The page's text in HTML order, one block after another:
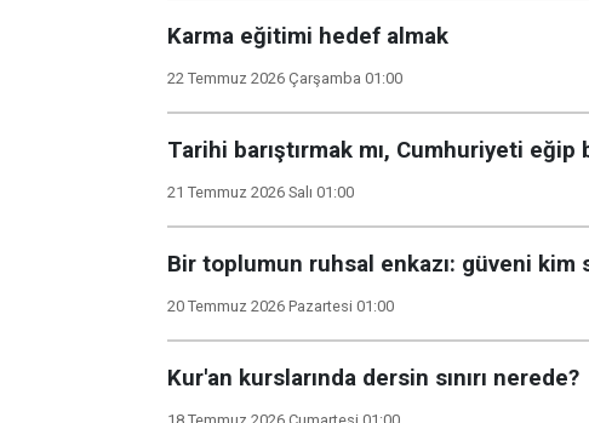
Karma eğitimi hedef almak
22 Temmuz 2026 Çarşamba 01:00
Tarihi barıştırmak mı, Cumhuriyeti eğip
21 Temmuz 2026 Salı 01:00
Bir toplumun ruhsal enkazı: güveni kim
20 Temmuz 2026 Pazartesi 01:00
Kur'an kurslarında dersin sınırı nerede?